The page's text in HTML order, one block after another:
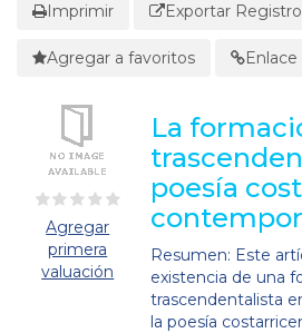
Imprimir Exportar Registro
Agregar a favoritos
Agregar
primera
valuación
La
poesía
Resumen: Este
existencia de una
trascendentalista
la poesía